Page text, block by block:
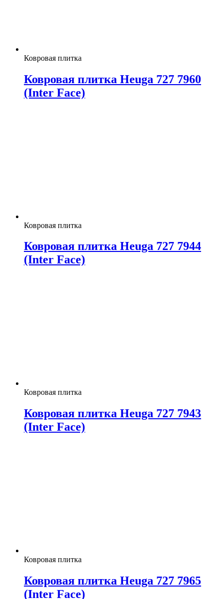
Ковровая плитка
Ковровая плитка Heuga 727 7960
(Inter Face)
Ковровая плитка
Ковровая плитка Heuga 727 7944
(Inter Face)
Ковровая плитка
Ковровая плитка Heuga 727 7943
(Inter Face)
Ковровая плитка
Ковровая плитка Heuga 727 7965
(Inter Face)